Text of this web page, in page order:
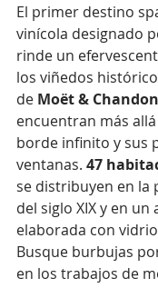
El primer destino
vinícola designado
rinde un
los viñedos
de Moët & Chandon
encuentran más
borde infinito y sus
ventanas. 47
se distribuyen en la
del siglo XIX y en
elaborada con
Busque burbujas
en los trabajos de